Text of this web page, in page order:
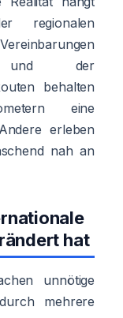
regionalen
und der
behalten
eine
erleben
nah an
hat
unnötige
mehrere